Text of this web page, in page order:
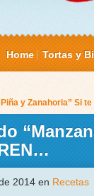
Home Tortas y
y Zanahoria” Si
2014 en Recetas